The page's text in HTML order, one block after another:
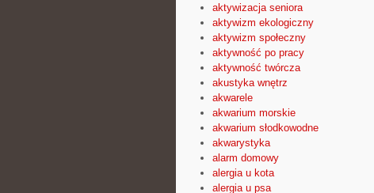
aktywizacja seniora
aktywizm ekologiczny
aktywizm społeczny
aktywność po pracy
aktywność twórcza
akustyka wnętrz
akwarele
akwarium morskie
akwarium słodkowodne
akwarystyka
alarm domowy
alergia u kota
alergia u psa